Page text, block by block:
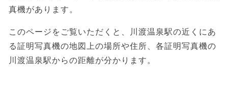
真機があります。
このページをご覧いただくと、川渡温泉駅の近くにあ
る証明写真機の地図上の場所や住所、各証明写真機の
川渡温泉駅からの距離が分かります。